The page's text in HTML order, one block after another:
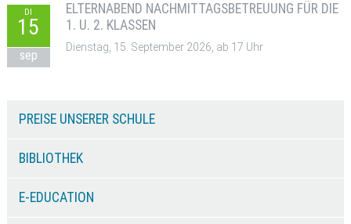
DI
15
sep
ELTERNABEND NACHMITTAGSBETREUUNG FÜR DIE
1. U. 2. KLASSEN
Dienstag, 15. September 2026, ab 17 Uhr
PREISE UNSERER SCHULE
BIBLIOTHEK
E-EDUCATION